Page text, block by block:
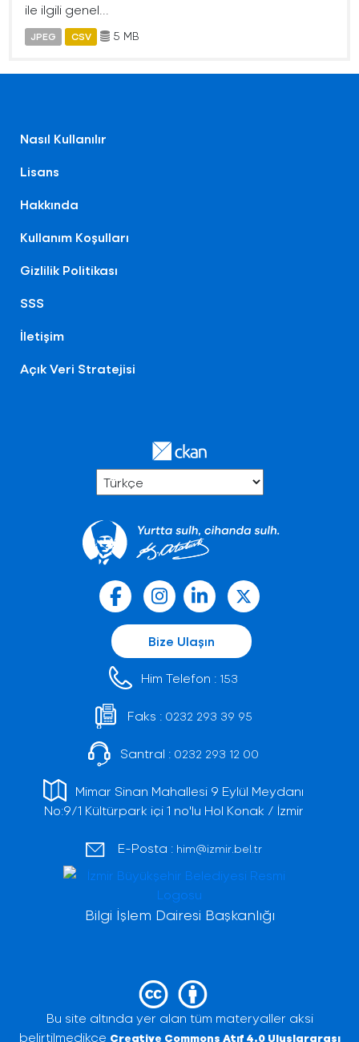
ile ilgili genel...
JPEG CSV 5 MB
Nasıl Kullanılır
Lisans
Hakkında
Kullanım Koşulları
Gizlilik Politikası
SSS
İletişim
Açık Veri Stratejisi
Bize Ulaşın
Him Telefon : 153
Faks : 0232 293 39 95
Santral : 0232 293 12 00
Mimar Sinan Mahallesi 9 Eylül Meydanı
No:9/1 Kültürpark içi 1 no'lu Hol Konak / İzmir
E-Posta : him@izmir.bel.tr
Bilgi İşlem Dairesi Başkanlığı
Bu site altında yer alan tüm materyaller aksi
belirtilmedikçe Creative Commons Atıf 4.0 Uluslararası